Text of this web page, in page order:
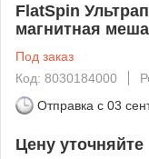
FlatSpin
магнитная
Под заказ
Код: 8030184000
Отправка с 03
Цену уточняйте